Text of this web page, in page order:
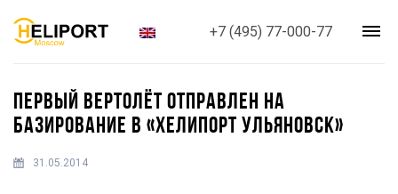
+7 (495) 77-000-77
ПЕРВЫЙ ВЕРТОЛЁТ ОТПРАВЛЕН НА
БАЗИРОВАНИЕ В «ХЕЛИПОРТ УЛЬЯНОВСК»
31.05.2014